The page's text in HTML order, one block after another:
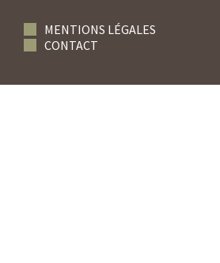
MENTIONS LÉGALES
CONTACT